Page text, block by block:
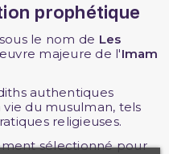
prophétique
le nom de Les
majeure de l'Imam
authentiques
du musulman, tels
religieuses.
sélectionné pour